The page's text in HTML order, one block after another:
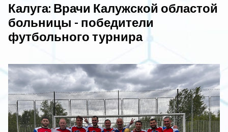
Калуга: Врачи Калужской областой
больницы - победители
футбольного турнира